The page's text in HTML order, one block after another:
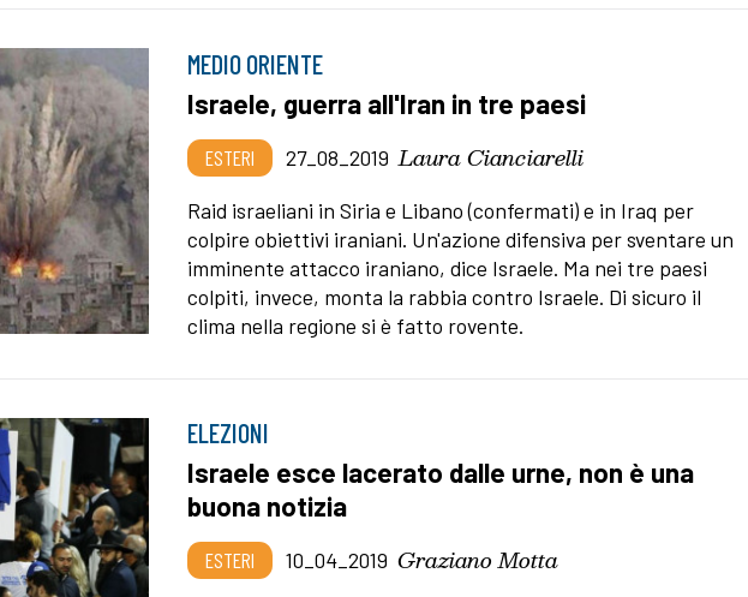
MEDIO ORIENTE
Israele, guerra all'Iran in tre paesi
ESTERI 27_08_2019 Laura Cianciarelli
Raid israeliani in Siria e Libano (confermati) e in Iraq per
colpire obiettivi iraniani. Un'azione difensiva per sventare un
imminente attacco iraniano, dice Israele. Ma nei tre paesi
colpiti, invece, monta la rabbia contro Israele. Di sicuro il
clima nella regione si è fatto rovente.
ELEZIONI
Israele esce lacerato dalle urne, non è una
buona notizia
ESTERI 10_04_2019 Graziano Motta